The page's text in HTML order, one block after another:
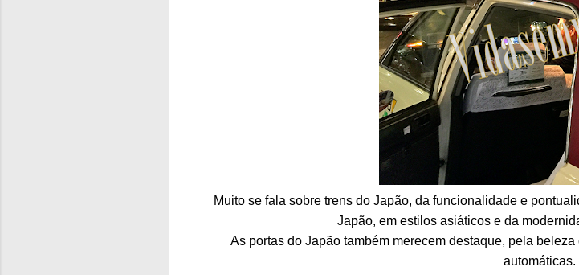
Muito se fala sobre trens do Japão, da funcionalidade e
Japão, em estilos asiáticos e da
As portas do Japão também merecem destaque, pela
automáticas.